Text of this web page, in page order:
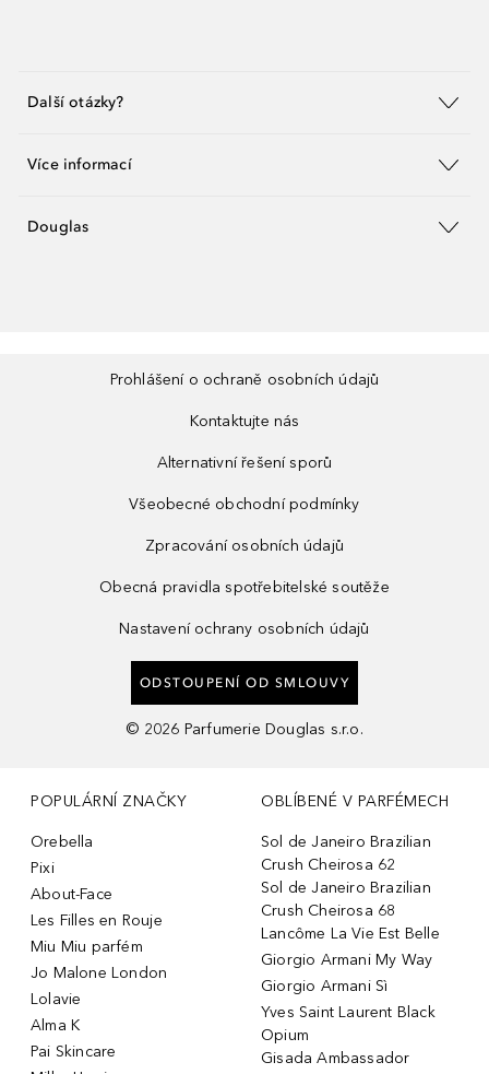
Další otázky?
Více informací
Douglas
Prohlášení o ochraně osobních údajů
Kontaktujte nás
Alternativní řešení sporů
Všeobecné obchodní podmínky
Zpracování osobních údajů
Obecná pravidla spotřebitelské soutěže
Nastavení ochrany osobních údajů
ODSTOUPENÍ OD SMLOUVY
© 2026 Parfumerie Douglas s.r.o.
POPULÁRNÍ ZNAČKY
Orebella
Pixi
About-Face
Les Filles en Rouje
Miu Miu parfém
Jo Malone London
Lolavie
Alma K
Pai Skincare
OBLÍBENÉ V PARFÉMECH
Sol de Janeiro Brazilian
Crush Cheirosa 62
Sol de Janeiro Brazilian
Crush Cheirosa 68
Lancôme La Vie Est Belle
Giorgio Armani My Way
Giorgio Armani Sì
Yves Saint Laurent Black
Opium
Gisada Ambassador